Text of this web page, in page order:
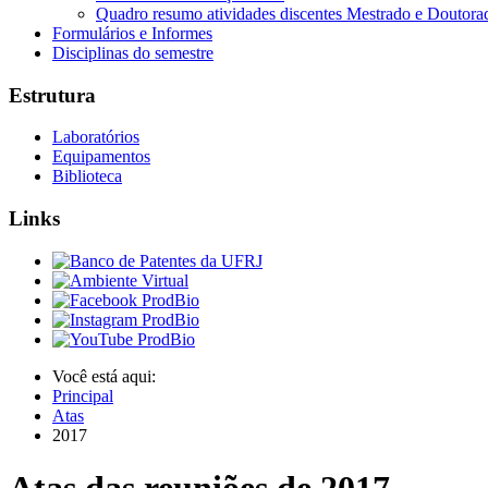
Quadro resumo atividades discentes Mestrado e
Formulários e Informes
Disciplinas do semestre
Estrutura
Laboratórios
Equipamentos
Biblioteca
Links
Você está aqui:
Principal
Atas
2017